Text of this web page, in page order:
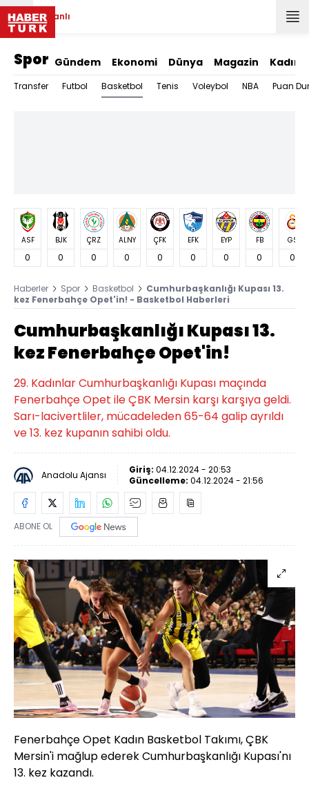
Canlı
Spor Gündem Ekonomi Dünya Magazin Kadın
Transfer Futbol Basketbol Tenis Voleybol NBA Puan
ASF
0
BJK
0
ÇRZ
0
ALNY
0
ÇFK
0
EFK
0
EYP
0
FB
0
GS
0
Haberler Spor Basketbol
Cumhurbaşkanlığı Kupası 13.
kez Fenerbahçe Opet'in! - Basketbol Haberleri
Cumhurbaşkanlığı Kupası 13.
kez Fenerbahçe Opet'in!
29. Kadınlar Cumhurbaşkanlığı Kupası maçında
Fenerbahçe Opet ile ÇBK Mersin karşı karşıya geldi.
Sarı-lacivertliler, mücadeleden 65-64 galip ayrıldı
ve 13. kez kupanın sahibi oldu.
Anadolu Ajansı Giriş: 04.12.2024 - 20:53
Güncelleme: 04.12.2024 - 21:56
ABONE OL
Fenerbahçe Opet Kadın Basketbol Takımı, ÇBK
Mersin'i mağlup ederek Cumhurbaşkanlığı Kupası'nı
13. kez kazandı.